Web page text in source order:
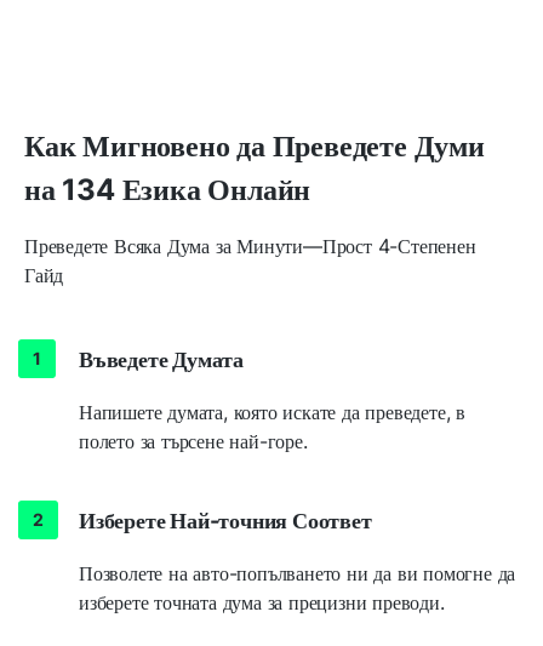
Как Мигновено да Преведете Думи
на 134 Езика Онлайн
Преведете Всяка Дума за Минути—Прост 4-Степенен
Гайд
Въведете Думата
Напишете думата, която искате да преведете, в
полето за търсене най-горе.
Изберете Най-точния Соответ
Позволете на авто-попълването ни да ви помогне да
изберете точната дума за прецизни преводи.